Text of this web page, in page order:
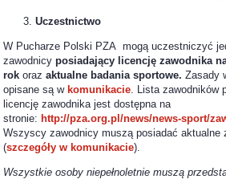
Uczestnictwo
W Pucharze Polski PZA mogą uczestniczyć
zawodnicyposiadający licencję zawodnika
rokorazaktualne badania sportowe.Zasady
opisane są w komunikacie . Lista
licencję zawodnika jest dostępna na
stronie: http://pza.org.pl/news/news-sport/
Wszyscy zawodnicy muszą posiadać aktualne
(szczegóły w komunikacie).
Wszystkie osoby niepełnoletnie muszą